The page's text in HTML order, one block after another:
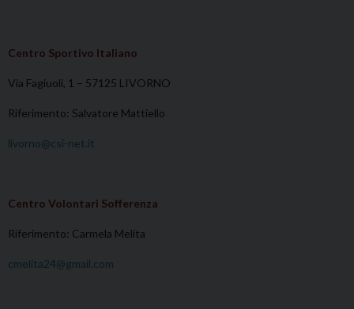
Centro Sportivo Italiano
Via Fagiuoli, 1 – 57125 LIVORNO
Riferimento: Salvatore Mattiello
livorno@csi-net.it
Centro Volontari Sofferenza
Riferimento: Carmela Melita
cmelita24@gmail.com